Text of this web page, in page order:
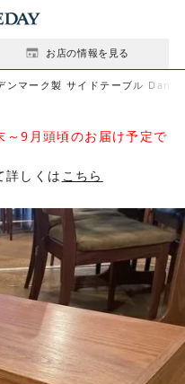
お店の情報を見る
ンマーク製 サイドテーブル
9月頭頃のお届け予定で
詳しくは こちら